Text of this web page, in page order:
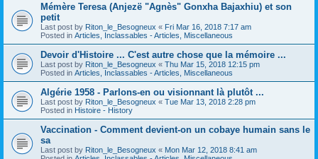
Mémère Teresa (Anjezë "Agnès" Gonxha Bajaxhiu) et son
petit
Last post by Riton_le_Besogneux « Fri Mar 16, 2018 7:17 am
Posted in Articles, Inclassables - Articles, Miscellaneous
Devoir d'Histoire ... C'est autre chose que la mémoire ...
Last post by Riton_le_Besogneux « Thu Mar 15, 2018 12:15 pm
Posted in Articles, Inclassables - Articles, Miscellaneous
Algérie 1958 - Parlons-en ou visionnant là plutôt ...
Last post by Riton_le_Besogneux « Tue Mar 13, 2018 2:28 pm
Posted in Histoire - History
Vaccination - Comment devient-on un cobaye humain sans le
sa
Last post by Riton_le_Besogneux « Mon Mar 12, 2018 8:41 am